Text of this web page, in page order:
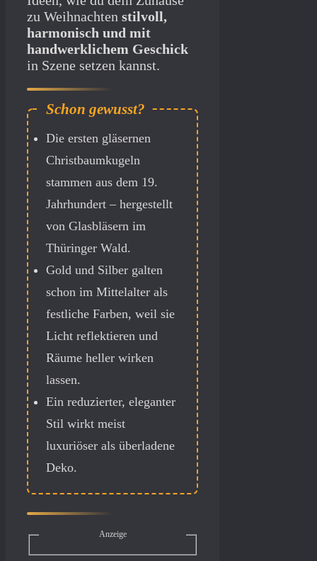
zu Weihnachten stilvoll,
harmonisch und mit
handwerklichem Geschick
in Szene setzen kannst.
Die ersten gläsernen
Christbaumkugeln
stammen aus dem 19.
Jahrhundert – hergestellt
von Glasbläsern im
Thüringer Wald.
Gold und Silber galten
schon im Mittelalter als
festliche Farben, weil sie
Licht reflektieren und
Räume heller wirken
lassen.
Ein reduzierter, eleganter
Stil wirkt meist
luxuriöser als überladene
Deko.
Anzeige